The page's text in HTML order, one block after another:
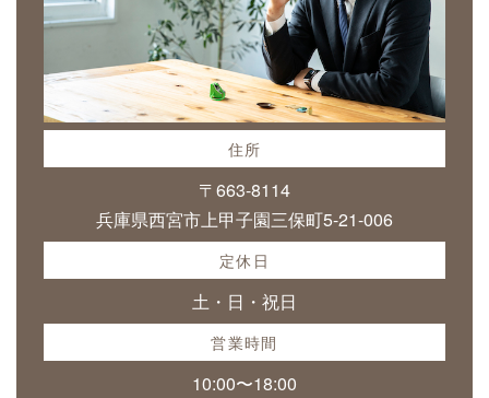
住所
〒663-8114
兵庫県西宮市上甲子園三保町5-21-006
定休日
土・日・祝日
営業時間
10:00〜18:00